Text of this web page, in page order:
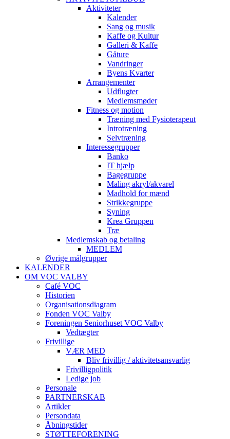
Aktiviteter
Kalender
Sang og musik
Kaffe og Kultur
Galleri & Kaffe
Gåture
Vandringer
Byens Kvarter
Arrangementer
Udflugter
Medlemsmøder
Fitness og motion
Træning med Fysioterapeut
Introtræning
Selvtræning
Interessegrupper
Banko
IT hjælp
Bagegruppe
Maling akryl/akvarel
Madhold for mænd
Strikkegruppe
Syning
Krea Gruppen
Træ
Medlemskab og betaling
MEDLEM
Øvrige målgrupper
KALENDER
OM VOC VALBY
Café VOC
Historien
Organisationsdiagram
Fonden VOC Valby
Foreningen Seniorhuset VOC Valby
Vedtægter
Frivillige
VÆR MED
Bliv frivillig / aktivitetsansvarlig
Frivilligpolitik
Ledige job
Personale
PARTNERSKAB
Artikler
Persondata
Åbningstider
STØTTEFORENING